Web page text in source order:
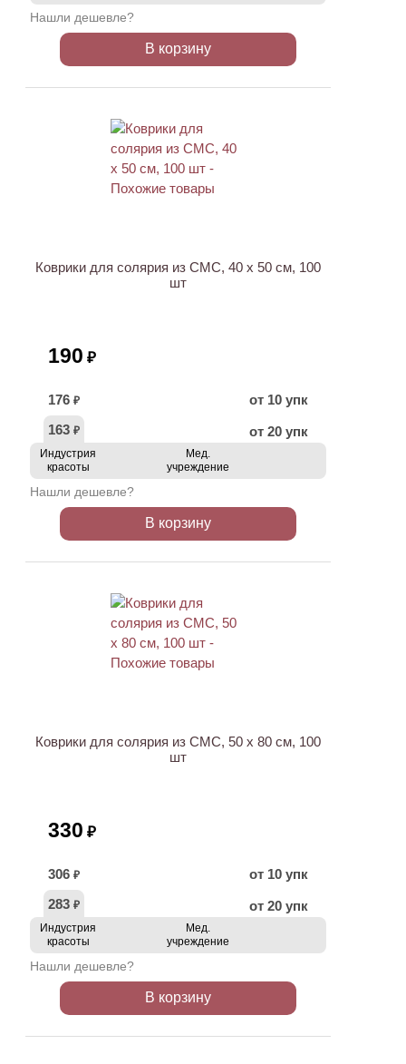
Нашли дешевле?
В корзину
Коврики для солярия из СМС, 40 х 50 см, 100
шт
190 ₽
176 ₽
от 10 упк
163 ₽ от 20 упк
Индустрия
красоты
Мед.
учреждение
Нашли дешевле?
В корзину
Коврики для солярия из СМС, 50 х 80 см, 100
шт
330 ₽
306 ₽
от 10 упк
283 ₽ от 20 упк
Индустрия
красоты
Мед.
учреждение
Нашли дешевле?
В корзину